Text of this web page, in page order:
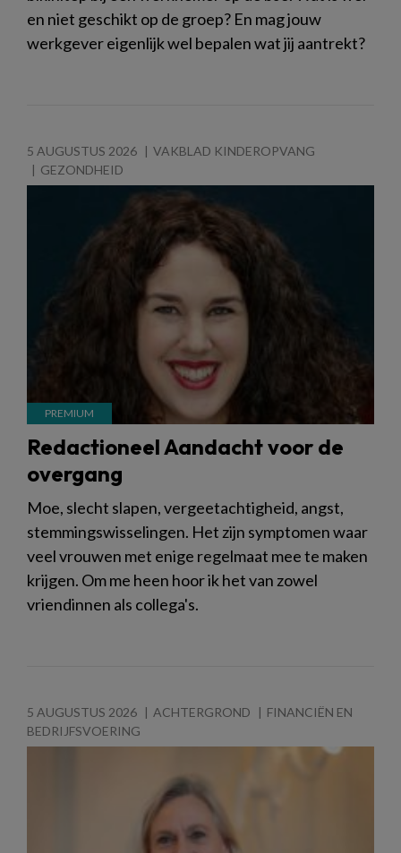
en niet geschikt op de groep? En mag jouw
werkgever eigenlijk wel bepalen wat jij aantrekt?
5 AUGUSTUS 2026
VAKBLAD KINDEROPVANG
GEZONDHEID
Redactioneel Aandacht voor de
overgang
Moe, slecht slapen, vergeetachtigheid, angst,
stemmingswisselingen. Het zijn symptomen waar
veel vrouwen met enige regelmaat mee te maken
krijgen. Om me heen hoor ik het van zowel
vriendinnen als collega's.
5 AUGUSTUS 2026 ACHTERGROND
FINANCIËN EN
BEDRIJFSVOERING